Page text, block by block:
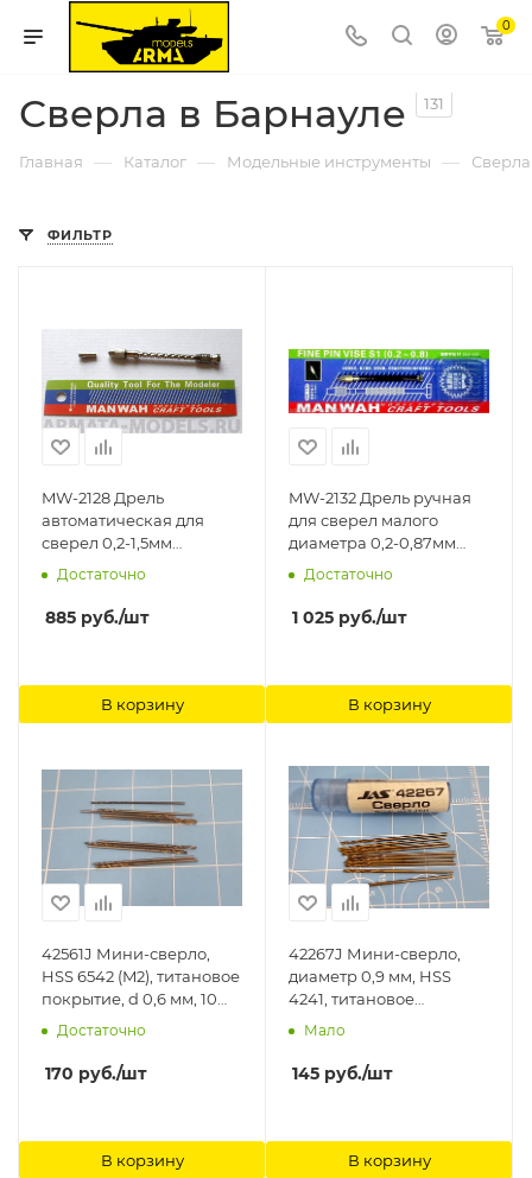
0
Сверла в Барнауле 131
Главная — Каталог — Модельные инструменты — Сверла
ФИЛЬТР
MW-2128 Дрель
автоматическая для
сверел 0,2-1,5мм
ManWah
Достаточно
885 руб./шт
В корзину
MW-2132 Дрель ручная
для сверел малого
диаметра 0,2-0,87мм
ManWah
Достаточно
1 025 руб./шт
В корзину
42561J Мини-сверло,
HSS 6542 (M2), титановое
покрытие, d 0,6 мм, 10
шт. Jas
Достаточно
170 руб./шт
В корзину
42267J Мини-сверло,
диаметр 0,9 мм, HSS
4241, титановое
покрытие, 10 шт./уп. Jas
Мало
145 руб./шт
В корзину